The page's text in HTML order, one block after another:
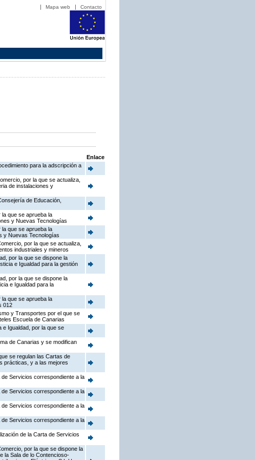
Mapa web Contacto
Enlace
para la adscripción a
por la que se actualiza,
de instalaciones y
de Educación,
que se aprueba la
y Nuevas Tecnologías
que se aprueba la
y Nuevas Tecnologías
por la que se actualiza,
industriales y mineros
por la que se dispone la
e Igualdad para la gestión
por la que se dispone la
e Igualdad para la
que se aprueba la
012
y Transportes por el que se
Escuela de Canarias
e Igualdad, por la que se
de Canarias y se modifican
se regulan las Cartas de
prácticas, y a las mejores
Servicios correspondiente a la
Servicios correspondiente a la
Servicios correspondiente a la
Servicios correspondiente a la
de la Carta de Servicios
por la que se dispone la
la Sala de lo Contencioso-